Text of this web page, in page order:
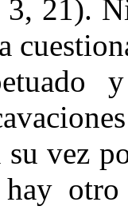
3, 21).
vez